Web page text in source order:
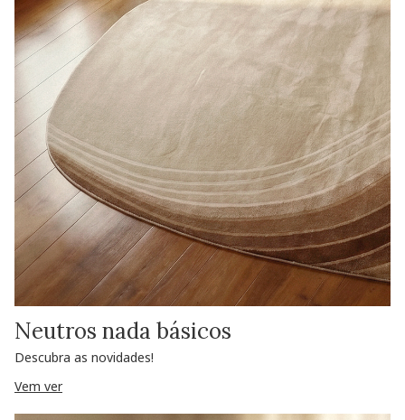
Neutros nada básicos
Descubra as novidades!
Vem ver